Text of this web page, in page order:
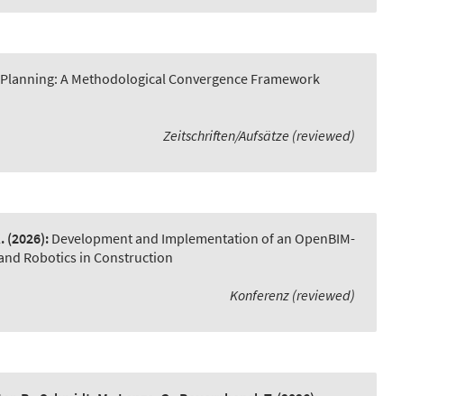
A Methodological Convergence Framework
Zeitschriften/Aufsätze (reviewed)
(2026): Development and Implementation of an OpenBIM-
Robotics in Construction
Konferenz (reviewed)